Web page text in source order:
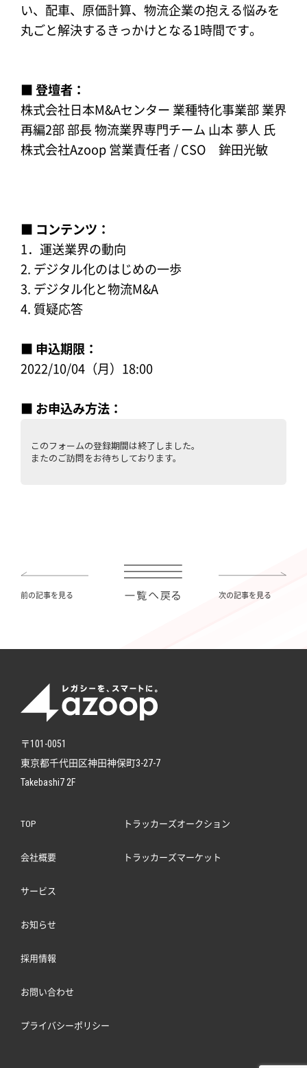
い、配車、原価計算、物流企業の抱える悩みを
丸ごと解決するきっかけとなる1時間です。
■ 登壇者：
株式会社日本M&Aセンター 業種特化事業部 業界
再編2部 部長 物流業界専門チーム 山本 夢人 氏
株式会社Azoop 営業責任者 / CSO 鉾田光敏
■ コンテンツ：
1．運送業界の動向
2. デジタル化のはじめの一歩
3. デジタル化と物流M&A
4. 質疑応答
■ 申込期限：
2022/10/04（月）18:00
■ お申込み方法：
前の記事を見る 次の記事を見る
〒101-0051
東京都千代田区神田神保町3-27-7
Takebashi7 2F
TOP
会社概要
サービス
お知らせ
採用情報
お問い合わせ
プライバシーポリシー
トラッカーズオークション
トラッカーズマーケット